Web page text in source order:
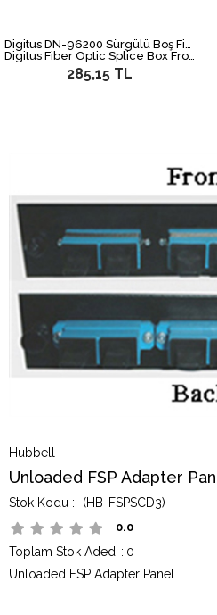
Digitus DN-96200 Sürgülü Boş Fiber Optik Sonlandırma Kutusu için Önpanel, 12 x SC, Gri Renk
Digitus Fiber Optic Splice Box Front Panel, 12 x SC, Grey
285,15 TL
Hubbell
Unloaded FSP Adapter
(HB-FSPSCD3)
0.0
Toplam Stok Adedi : 0
Unloaded FSP Adapter Panel